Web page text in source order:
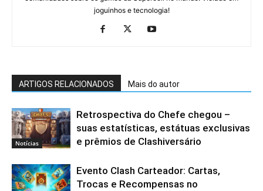
joguinhos e tecnologia!
ARTIGOS RELACIONADOS Mais do autor
Notícias
Retrospectiva do Chefe chegou –
suas estatísticas, estátuas exclusivas
e prêmios de Clashiversário
Evento Clash Carteador: Cartas,
Trocas e Recompensas no